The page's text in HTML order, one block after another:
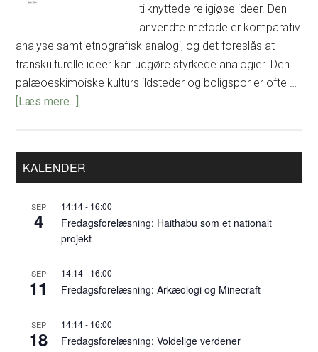
tilknyttede religiøse ideer. Den
anvendte metode er komparativ
analyse samt etnografisk analogi, og det foreslås at
transkulturelle ideer kan udgøre styrkede analogier. Den
palæoeskimoiske kulturs ildsteder og boligspor er ofte …
[Læs mere...]
livscentrum.
Aspekter
arktiske
ildsteders
og
ideologi
Primær
Sidebar
KALENDER
SEP
4
14:14- 16:00
Fredagsforelæsning: Haithabu som et nationalt
projekt
SEP
11
14:14- 16:00
Fredagsforelæsning: Arkæologi og Minecraft
SEP
18
14:14- 16:00
Fredagsforelæsning: Voldelige verdener